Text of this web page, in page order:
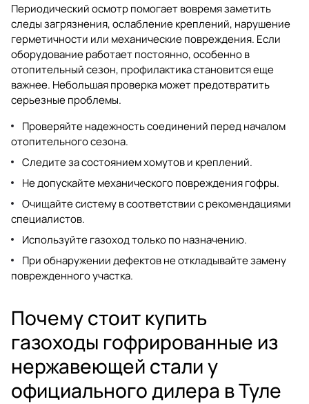
Периодический осмотр помогает вовремя заметить
следы загрязнения, ослабление креплений, нарушение
герметичности или механические повреждения. Если
оборудование работает постоянно, особенно в
отопительный сезон, профилактика становится еще
важнее. Небольшая проверка может предотвратить
серьезные проблемы.
Проверяйте надежность соединений перед началом
отопительного сезона.
Следите за состоянием хомутов и креплений.
Не допускайте механического повреждения гофры.
Очищайте систему в соответствии с рекомендациями
специалистов.
Используйте газоход только по назначению.
При обнаружении дефектов не откладывайте замену
поврежденного участка.
Почему стоит купить
газоходы гофрированные из
нержавеющей стали у
официального дилера в Туле